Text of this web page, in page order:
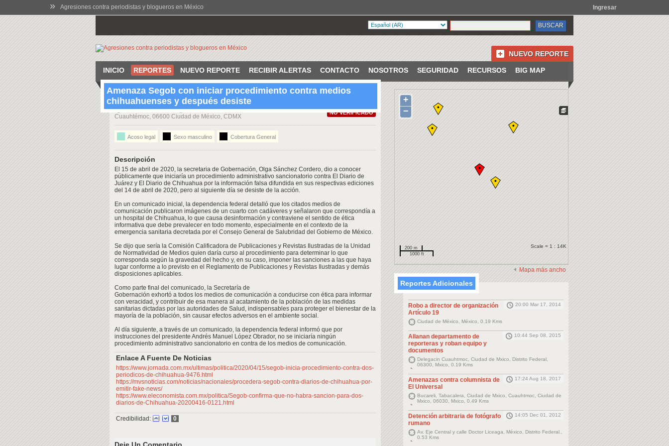
» Agresiones contra periodistas y blogueros en México Ingresar
NUEVO REPORTE
INICIO REPORTES NUEVO REPORTE RECIBIR ALERTAS CONTACTO NOSOTROS SEGURIDAD RECURSOS BIG MAP
NO VERIFICADO
Amenaza Segob con iniciar procedimiento contra medios
chihuahuenses y después desiste
12:00 Apr 15 2020
Abraham González, Av. Cuauhtémoc 48, Juárez,
Cuauhtémoc, 06600 Ciudad de México, CDMX
Acoso legal Sexo masculino Cobertura General
Descripción
El 15 de abril de 2020, la secretaria de Gobernación, Olga Sánchez Cordero, dio a conocer
públicamente que iniciaría un procedimiento administrativo sancionatorio contra El Diario de
Juárez y El Diario de Chihuahua por la información falsa difundida en sus respectivas ediciones
del 14 de abril de 2020, pero al siguiente día se desiste de la acción.
En un comunicado inicial, la dependencia federal detalló que los citados medios de
comunicación publicaron imágenes de un cuarto con cadáveres y señalaron que correspondía a
un hospital de Chihuahua, lo que causa desinformación y contraviene el sentido de ética
informativa que debe prevalecer en todo momento, especialmente en el contexto de la
emergencia sanitaria decretada por el Consejo General de Salubridad del Gobierno de México.
Se dijo que sería la Comisión Calificadora de Publicaciones y Revistas Ilustradas de la Unidad
de Normatividad de Medios quien daría curso al procedimiento para determinar lo que
corresponda según la gravedad del hecho y, en su caso, imponer las sanciones a las que haya
lugar conforme a lo previsto en el Reglamento de Publicaciones y Revistas Ilustradas y demás
disposiciones aplicables.
Como parte final del comunicado, la Secretaría de
Gobernación exhortó a todos los medios de comunicación a conducirse con ética para informar
con veracidad, y contribuir de esa manera al acatamiento de la población de las medidas
sanitarias dictadas por las autoridades de Salud, indispensables para proteger el bienestar de la
mayoría de la población, sin causar efectos adversos en el ambiente social.
Al día siguiente, a través de un comunicado, la dependencia federal informó que por
instrucciones del presidente Andrés Manuel López Obrador, no se iniciaría ningún
procedimiento administrativo sancionatorio en contra de los medios de comunicación.
Enlace A Fuente De Noticias
https://www.jornada.com.mx/ultimas/politica/2020/04/15/segob-inicia-procedimiento-contra-dos-
periodicos-de-chihuahua-9476.html
https://mvsnoticias.com/noticias/nacionales/procedera-segob-contra-diarios-de-chihuahua-por-
emitir-fake-news/
https://www.eleconomista.com.mx/politica/Segob-confirma-que-no-habra-sancion-para-dos-
diarios-de-Chihuahua-20200416-0121.html
Credibilidad: 0
+
−
200 m
1000 ft
Scale = 1 : 14K
Mapa más ancho
Reportes Adicionales
Robo a director de organización
Artículo 19
20:00 Mar 17, 2014
Ciudad de México, México, 0.19 Kms
Allanan departamento de
reporteras y roban equipo y
documentos
10:44 Sep 08, 2015
Delegacin Cuauhtmoc, Ciudad de Mxico, Distrito Federal,
06300, Mxico, 0.19 Kms
Amenazas contra columnista de
El Universal
17:24 Aug 18, 2017
Bucareli, Tabacalera, Ciudad de Mxico, Cuauhtmoc, Ciudad de
Mxico, 06030, Mxico, 0.49 Kms
Detención arbitraria de fotógrafo
rumano
14:05 Dec 01, 2012
Av. Eje Central y calle Doctor Liceaga, México, Distrito Federal.,
0.53 Kms